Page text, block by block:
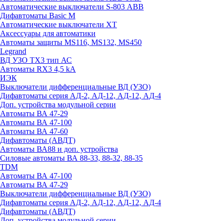
Автоматические выключатели S-803 АВВ
Дифавтоматы Basic M
Автоматические выключатели XT
Аксессуары для автоматики
Автоматы защиты MS116, MS132, MS450
Legrand
ВД УЗО TX3 тип АС
Автоматы RX3 4,5 kA
ИЭК
Выключатели дифференциальные ВД (УЗО)
Дифавтоматы серия АД-2, АД-12, АД-12, АД-4
Доп. устройства модульной серии
Автоматы ВА 47-29
Автоматы ВА 47-100
Автоматы ВА 47-60
Дифавтоматы (АВДТ)
Автоматы ВА88 и доп. устройства
Силовые автоматы ВА 88-33, 88-32, 88-35
TDM
Автоматы ВА 47-100
Автоматы ВА 47-29
Выключатели дифференциальные ВД (УЗО)
Дифавтоматы серия АД-2, АД-12, АД-12, АД-4
Дифавтоматы (АВДТ)